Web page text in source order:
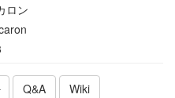
ロン
Q&A
Wiki